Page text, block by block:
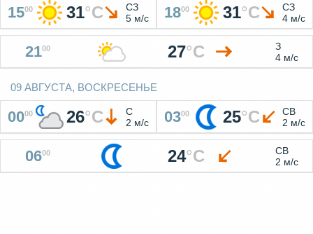
1500 31°C
СЗ
5 м/с
1800 31°C
СЗ
4 м/с
2100 27°C
З
4 м/с
09 АВГУСТА, ВОСКРЕСЕНЬЕ
0000 26°C
С
2 м/с
0300 25°C
СВ
2 м/с
0600 24°C
СВ
2 м/с